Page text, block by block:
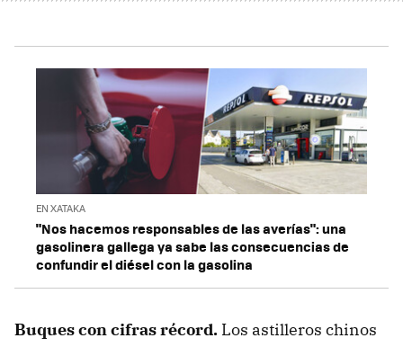
EN XATAKA
"Nos hacemos responsables de las averías": una
gasolinera gallega ya sabe las consecuencias de
confundir el diésel con la gasolina
Buques con cifras récord. Los astilleros chinos